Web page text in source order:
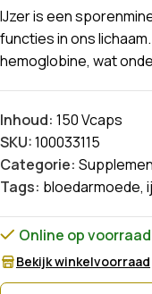
IJzer is een
functies in ons
hemoglobine, wat
Inhoud: 150 Vcaps
SKU:100033115
Categorie:
Tags: bloedarmoede,
Online op voorraad
Bekijk winkelvoorraad